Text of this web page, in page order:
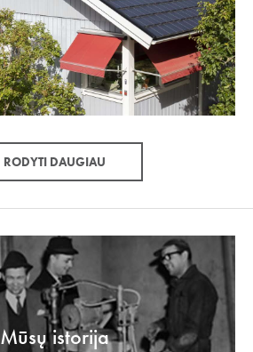
RODYTI DAUGIAU
Mūsų istorija